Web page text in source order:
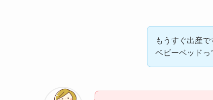
もうすぐ出産で
ベビーベッドっ